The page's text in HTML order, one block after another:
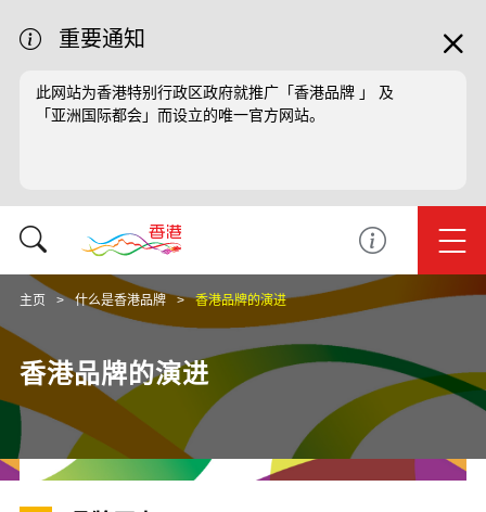
重要通知
此网站为香港特别行政区政府就推广「香港品牌 」 及
「亚洲国际都会」而设立的唯一官方网站。
主页 什么是香港品牌 香港品牌的演进
香港品牌的演进